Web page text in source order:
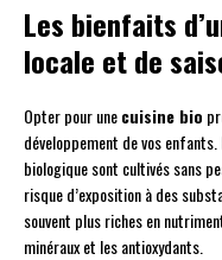
Les bienfaits
locale et de
Opter pour unecuisine bio
développement de vos
biologique sont cultivés sans
risque d’exposition à des
souvent plus riches en
minéraux et les antioxydants.